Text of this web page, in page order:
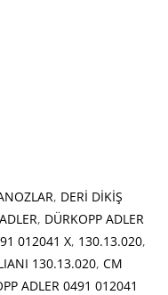
, DERİ DİKİŞ
, DÜRKOPP ADLER
012041 X, 130.13.020,
130.13.020, CM
ADLER 0491 012041